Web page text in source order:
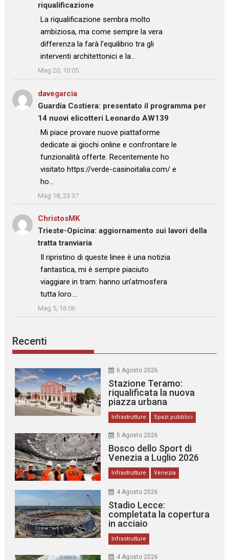
riqualificazione
: “La riqualificazione sembra molto
ambiziosa, ma come sempre la vera
differenza la farà l’equilibrio tra gli
interventi architettonici e la…
”
Mag 20, 10:05
davegarcia
Guardia Costiera: presentato il programma per
14 nuovi elicotteri Leonardo AW139
: “
Mi piace provare nuove piattaforme
dedicate ai giochi online e confrontare le
funzionalità offerte. Recentemente ho
visitato https://verde-casinoitalia.com/ e
ho…
”
Mag 18, 23:37
ChristosMKsu
Trieste-Opicina: aggiornamento sui lavori della
tratta tranviaria
: “
Il ripristino di queste linee è una notizia
fantastica, mi è sempre piaciuto
viaggiare in tram: hanno un’atmosfera
tutta loro.…
”
Mag 5, 16:06
Recenti
6 Agosto 2026
Stazione Teramo:
riqualificata la nuova
piazza urbana
Infrastrutture Spazi pubblici
5 Agosto 2026
Bosco dello Sport di
Venezia a Luglio 2026
Infrastrutture Venezia
4 Agosto 2026
Stadio Lecce:
completata la copertura
in acciaio
Infrastrutture
4 Agosto 2026